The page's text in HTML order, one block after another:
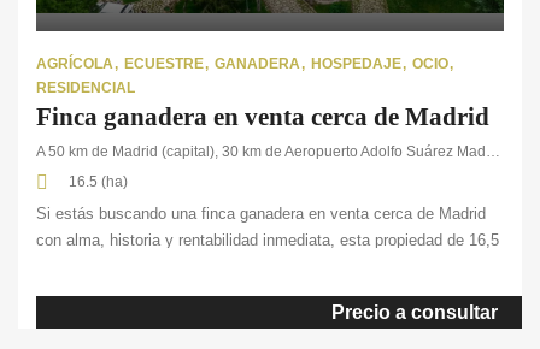
AGRÍCOLA ECUESTRE GANADERA HOSPEDAJE OCIO
RESIDENCIAL
Finca ganadera en venta cerca de Madrid
A 50 km de Madrid (capital), 30 km de Aeropuerto Adolfo Suárez Madrid-Barajas y 30 km de Guadalajara (ciudad)
16.5 (ha)
Si estás buscando una finca ganadera en venta cerca de Madrid
con alma, historia y rentabilidad inmediata, esta propiedad de 16,5
en un enclave privilegiado del noreste de la Comunidad de Madrid,
a escasos 50 minutos de la capital. Es una propiedad construida
Precio a consultar